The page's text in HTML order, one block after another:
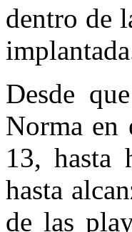
dentro de
Desde
Norma en
13, hasta
hasta
de las